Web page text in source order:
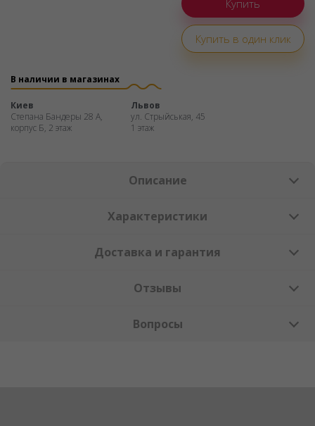
Купить в один клик
В наличии в магазинах
Киев
Степана Бандеры 28 А,
корпус Б, 2 этаж
Львов
ул. Стрыйськая, 45
1 этаж
Описание
Характеристики
Доставка и гарантия
Отзывы
Вопросы